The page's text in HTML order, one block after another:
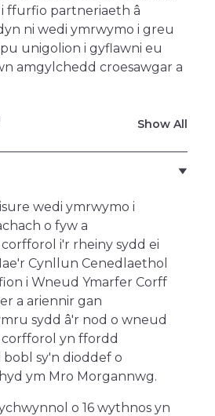
ffurfio partneriaeth â
ni wedi ymrwymo i greu
unigolion i gyflawni eu
amgylchedd croesawgar a
Show All
wedi ymrwymo i
o fyw a
i'r rheiny sydd ei
Cynllun Cenedlaethol
i Wneud Ymarfer Corff
a ariennir gan
sydd â'r nod o wneud
yn ffordd
sy'n dioddef o
ym Mro Morgannwg.
o 16 wythnos yn